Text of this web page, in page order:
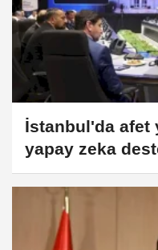
İstanbul'da afet
yapay zeka